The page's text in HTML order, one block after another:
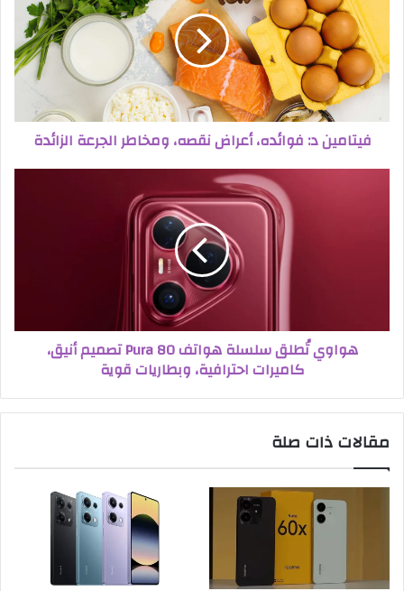
فيتامين د: فوائده، أعراض نقصه، ومخاطر الجرعة الزائدة
هواوي تُطلق سلسلة هواتف Pura 80 تصميم أنيق،
كاميرات احترافية، وبطاريات قوية
مقالات ذات صلة